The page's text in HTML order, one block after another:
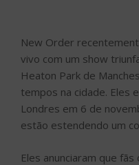
New Order
vivo com um show
Heaton Park de
tempos na cidade. Eles
Londres em 6 de
estão estendendo um
Eles anunciaram que